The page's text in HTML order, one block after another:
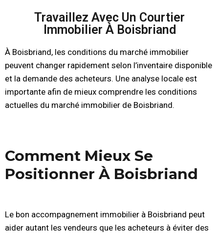
Travaillez Avec Un Courtier
Immobilier À Boisbriand
À Boisbriand, les conditions du marché immobilier
peuvent changer rapidement selon l’inventaire disponible
et la demande des acheteurs. Une analyse locale est
importante afin de mieux comprendre les conditions
actuelles du marché immobilier de Boisbriand.
Comment Mieux Se
Positionner À Boisbriand
Le bon accompagnement immobilier à Boisbriand peut
aider autant les vendeurs que les acheteurs à éviter des